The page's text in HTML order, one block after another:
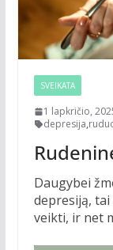
SVEIKATA
1 lapkričio,
depresija,
Daugybei
depresiją,
veikti, ir net